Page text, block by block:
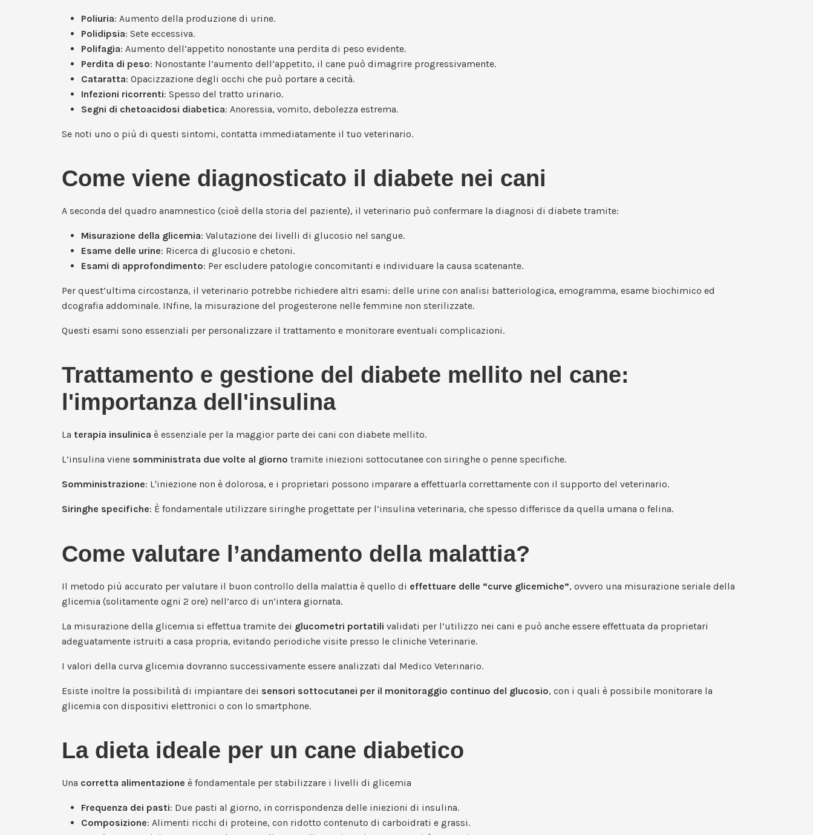
Poliuria: Aumento della produzione di urine.
Polidipsia: Sete eccessiva.
Polifagia: Aumento dell’appetito nonostante una perdita di peso evidente.
Perdita di peso: Nonostante l’aumento dell’appetito, il cane può dimagrire progressivamente.
Cataratta: Opacizzazione degli occhi che può portare a cecità.
Infezioni ricorrenti: Spesso del tratto urinario.
Segni di chetoacidosi diabetica: Anoressia, vomito, debolezza estrema.
Se noti uno o più di questi sintomi, contatta immediatamente il tuo veterinario.
Come viene diagnosticato il diabete nei cani
A seconda del quadro anamnestico (cioè della storia del paziente), il veterinario può confermare la diagnosi di diabete tramite:
Misurazione della glicemia: Valutazione dei livelli di glucosio nel sangue.
Esame delle urine: Ricerca di glucosio e chetoni.
Esami di approfondimento: Per escludere patologie concomitanti e individuare la causa scatenante.
Per quest’ultima circostanza, il veterinario potrebbe richiedere altri esami: delle urine con analisi batteriologica, emogramma, esame biochimico ed
dcografia addominale. INfine, la misurazione del progesterone nelle femmine non sterilizzate.
Questi esami sono essenziali per personalizzare il trattamento e monitorare eventuali complicazioni.
Trattamento e gestione del diabete mellito nel cane:
l'importanza dell'insulina
La terapia insulinica è essenziale per la maggior parte dei cani con diabete mellito.
L’insulina viene somministrata due volte al giorno tramite iniezioni sottocutanee con siringhe o penne specifiche.
Somministrazione: L'iniezione non è dolorosa, e i proprietari possono imparare a effettuarla correttamente con il supporto del veterinario.
Siringhe specifiche: È fondamentale utilizzare siringhe progettate per l’insulina veterinaria, che spesso differisce da quella umana o felina.
Come valutare l’andamento della malattia?
Il metodo più accurato per valutare il buon controllo della malattia è quello di effettuare delle “curve glicemiche”, ovvero una misurazione seriale della
glicemia (solitamente ogni 2 ore) nell’arco di un’intera giornata.
La misurazione della glicemia si effettua tramite dei glucometri portatili validati per l’utilizzo nei cani e può anche essere effettuata da proprietari
adeguatamente istruiti a casa propria, evitando periodiche visite presso le cliniche Veterinarie.
I valori della curva glicemia dovranno successivamente essere analizzati dal Medico Veterinario.
Esiste inoltre la possibilità di impiantare dei sensori sottocutanei per il monitoraggio continuo del glucosio, con i quali è possibile monitorare la
glicemia con dispositivi elettronici o con lo smartphone.
La dieta ideale per un cane diabetico
Una corretta alimentazione è fondamentale per stabilizzare i livelli di glicemia
Frequenza dei pasti: Due pasti al giorno, in corrispondenza delle iniezioni di insulina.
Composizione: Alimenti ricchi di proteine, con ridotto contenuto di carboidrati e grassi.